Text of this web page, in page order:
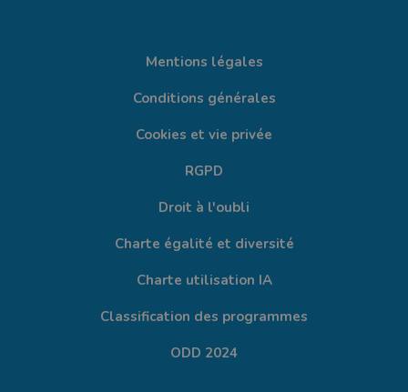
Mentions légales
Conditions générales
Cookies et vie privée
RGPD
Droit à l'oubli
Charte égalité et diversité
Charte utilisation IA
Classification des programmes
ODD 2024